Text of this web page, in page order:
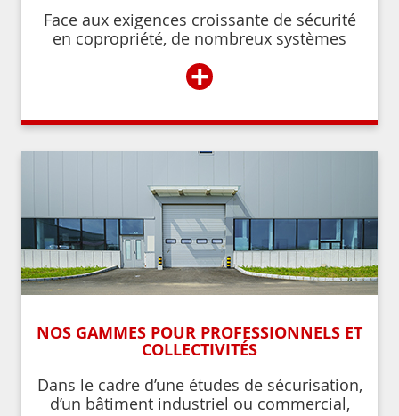
Face aux exigences croissante de sécurité
en copropriété, de nombreux systèmes
l’accès à l’immeuble aux résidents ou aux
personnes autorisées par ces derniers.
+
NOS GAMMES POUR PROFESSIONNELS ET
COLLECTIVITÉS
Dans le cadre d’une études de sécurisation,
d’un bâtiment industriel ou commercial,